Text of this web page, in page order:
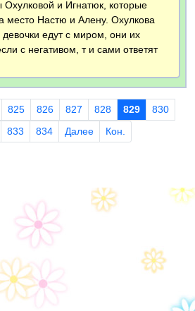
Охулковой и Игнатюк, которые
место Настю и Алену. Охулкова
едут с миром, они их
с негативом, т и сами ответят
825 826 827 828 829
830
833 834 Далее Кон.